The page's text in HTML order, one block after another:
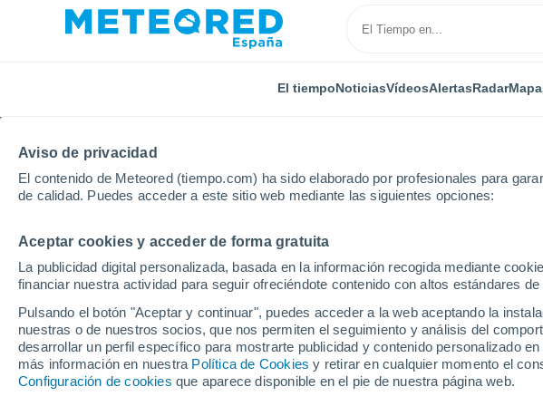
Aviso de privacidad
El contenido de Meteored (tiempo.com) ha sido elaborado por profesionales para
de calidad. Puedes acceder a este sitio web mediante las siguientes opciones:
Aceptar cookies y acceder de forma gratuita
La publicidad digital personalizada, basada en la información recogida mediante
financiar nuestra actividad para seguir ofreciéndote contenido con altos estándares
Pulsando el botón "Aceptar y continuar", puedes acceder a la web aceptando la
nuestras o de nuestros socios, que nos permiten el seguimiento y análisis del
desarrollar un perfil específico para mostrarte publicidad y contenido personalizado
más información en nuestra Política de Cookies y retirar en cualquier momento el
Configuración de cookies que aparece disponible en el pie de nuestra página web.
El tiempoNoticiasVídeosAlertasRadar
Inicio Hungría Hajdú-Bihar Görbeháza
El Tiempo en Görbeháza
03:44 Sábado